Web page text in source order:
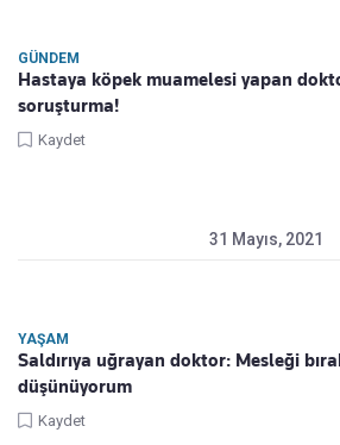
GÜNDEM
Hastaya köpek muamelesi yapan
soruşturma!
Kaydet
31 Mayıs, 2021
YAŞAM
Saldırıya uğrayan doktor: Mesleği
düşünüyorum
Kaydet